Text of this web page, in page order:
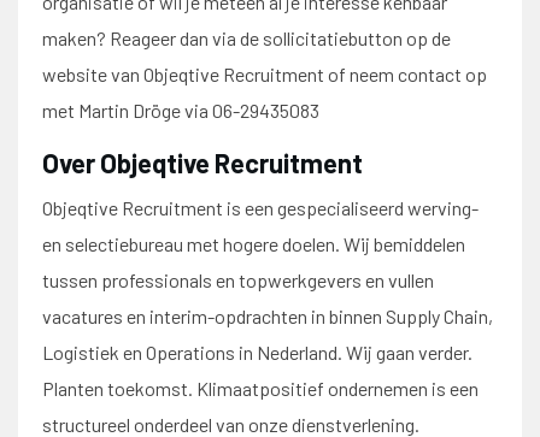
maken? Reageer dan via de sollicitatiebutton op de
website van Objeqtive Recruitment of neem contact op
met Martin Dröge via 06-29435083
Over Objeqtive Recruitment
Objeqtive Recruitment is een gespecialiseerd werving-
en selectiebureau met hogere doelen. Wij bemiddelen
tussen professionals en topwerkgevers en vullen
vacatures en interim-opdrachten in binnen Supply Chain,
Logistiek en Operations in Nederland. Wij gaan verder.
Planten toekomst. Klimaatpositief ondernemen is een
structureel onderdeel van onze dienstverlening.